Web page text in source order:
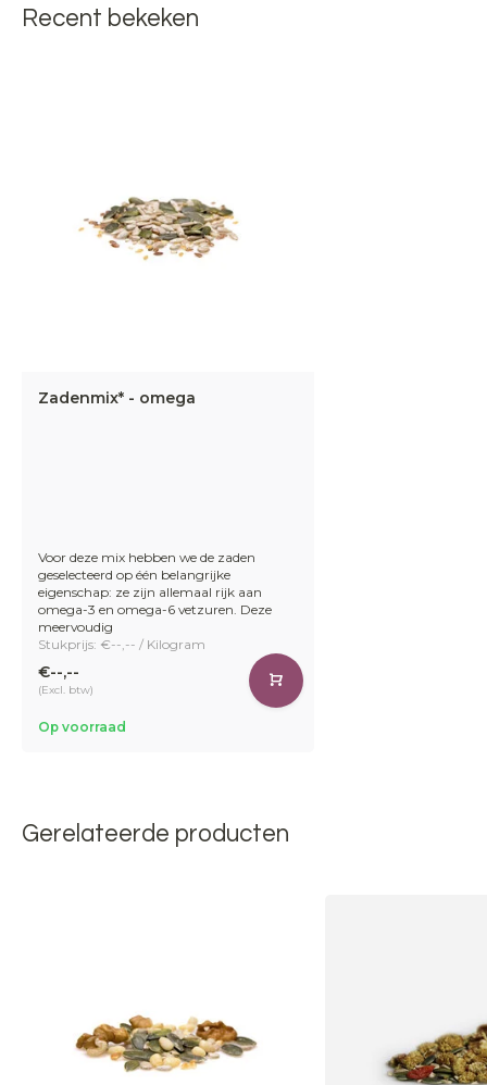
Recent bekeken
Zadenmix* - omega
Voor deze mix hebben we de zaden
geselecteerd op één belangrijke
eigenschap: ze zijn allemaal rijk aan
omega-3 en omega-6 vetzuren. Deze
meervoudig
Stukprijs: €--,-- / Kilogram
€--,--
(Excl. btw)
Op voorraad
Gerelateerde producten